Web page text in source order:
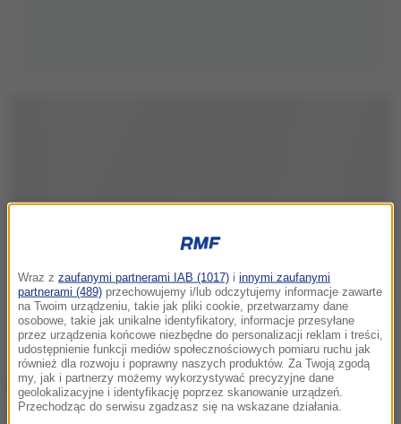
Cyryl - jak poinformowało na swoim Facebooku
poznańskie zoo - trafił do ogrodu zoologicznego
umierający, z kośćmi łapy na wierzchu. Pomocy
Wraz z zaufanymi partnerami IAB (1017) i innymi zaufanymi
partnerami (489) przechowujemy i/lub odczytujemy informacje zawarte
na Twoim urządzeniu, takie jak pliki cookie, przetwarzamy dane
osobowe, takie jak unikalne identyfikatory, informacje przesyłane
przez urządzenia końcowe niezbędne do personalizacji reklam i treści,
udostępnienie funkcji mediów społecznościowych pomiaru ruchu jak
również dla rozwoju i poprawny naszych produktów. Za Twoją zgodą
my, jak i partnerzy możemy wykorzystywać precyzyjne dane
geolokalizacyjne i identyfikację poprzez skanowanie urządzeń.
Przechodząc do serwisu zgadzasz się na wskazane działania.